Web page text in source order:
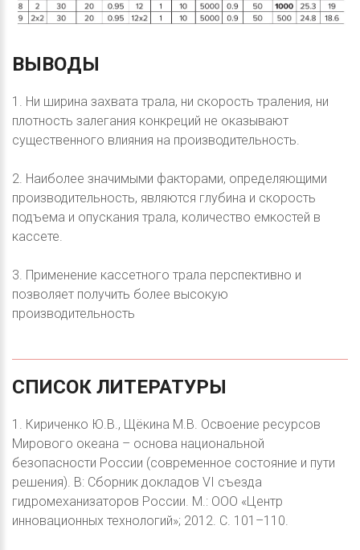
ВЫВОДЫ
1. Ни ширина захвата трала, ни скорость траления, ни
плотность залегания конкреций не оказывают
существенного влияния на производительность.
2. Наиболее значимыми факторами, определяющими
производительность, являются глубина и скорость
подъема и опускания трала, количество емкостей в
кассете.
3. Применение кассетного трала перспективно и
позволяет получить более высокую
производительность
СПИСОК ЛИТЕРАТУРЫ
1. Кириченко Ю.В., Щёкина М.В. Освоение ресурсов
Мирового океана – основа национальной
безопасности России (современное состояние и пути
решения). В: Сборник докладов VI съезда
гидромеханизаторов России. М.: ООО «Центр
инновационных технологий»; 2012. С. 101–110.